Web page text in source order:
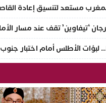
مستعد لتنسيق إعادة
‘تيفاوين’ تقف عند مسار
لبؤات الأطلس أمام اختبار جنوب